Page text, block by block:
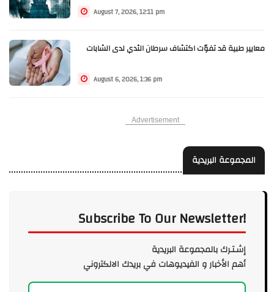
August 7, 2026, 12:11 pm
معايير طبية قد تفوّت اكتشاف سرطان الثدي لدى الشابات
August 6, 2026, 1:36 pm
Advertisement
المجموعة البريدية
Subscribe To Our Newsletter!
إشـتـرك بالمجموعة البريدية
أهم الأخبار و الفيديوهات في بريدك الالكتروني